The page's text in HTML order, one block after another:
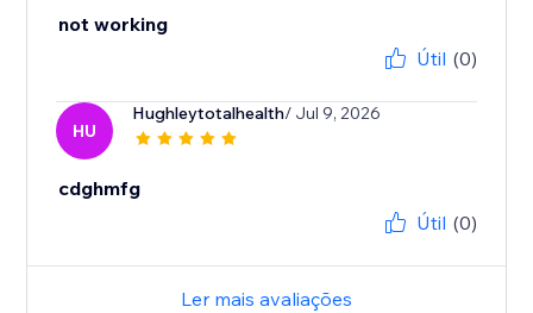
not working
Útil (0)
HU
Hughleytotalhealth/ Jul 9, 2026
cdghmfg
Útil (0)
Ler mais avaliações